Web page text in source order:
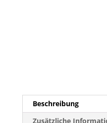
Beschreibung
Zusätzliche